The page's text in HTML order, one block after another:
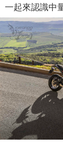
一起來認識中